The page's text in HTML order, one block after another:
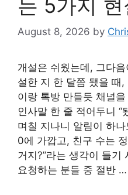
는 5가지 현
August 8, 2026 by
개설은 쉬웠는데, 그다
설한 지 한 달쯤 됐을 때
이랑 톡방 만들듯 채널
인사말 한 줄 적어두니 “
며칠 지나니 알림이 하
0에 가깝고, 친구 수는
거지?”라는 생각이 들기
요청하는 분들 중 절반 …